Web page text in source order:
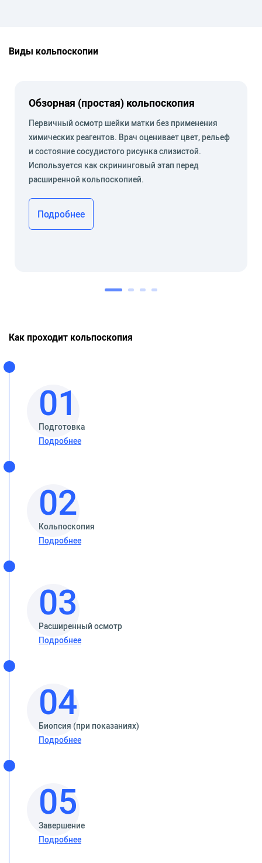
Виды кольпоскопии
Обзорная (простая) кольпоскопия
Первичный осмотр шейки матки без применения
химических реагентов. Врач оценивает цвет, рельеф
и состояние сосудистого рисунка слизистой.
Используется как скрининговый этап перед
расширенной кольпоскопией.
Подробнее
Как проходит кольпоскопия
01
Подготовка
Подробнее
02
Кольпоскопия
Подробнее
03
Расширенный осмотр
Подробнее
04
Биопсия (при показаниях)
Подробнее
05
Завершение
Подробнее